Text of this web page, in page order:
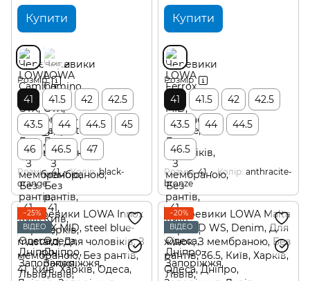
Купити
Розмір
41 41.5 42
42.5
43.5
44 44.5
45
46
46.5 47
Розмір 41 Колір black-
orange
Купити
Розмір
41 41.5 42
42.5
43.5
44
44.5
46.5
Розмір 41 Колір anthracite-
bronze
−25%
ВІДЕО
−20%
ВІДЕО